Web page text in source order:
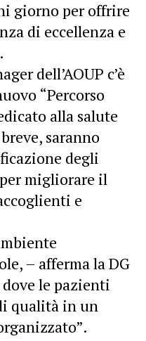
giorno per offrire
di eccellenza e
dell’AOUP c’è
“Percorso
alla salute
saranno
degli
migliorare il
e
– afferma la DG
dove le pazienti
qualità in un